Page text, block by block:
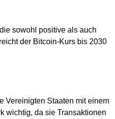
sowohl positive als auch
der Bitcoin-Kurs bis 2030
Vereinigten Staaten mit einem
wichtig, da sie Transaktionen